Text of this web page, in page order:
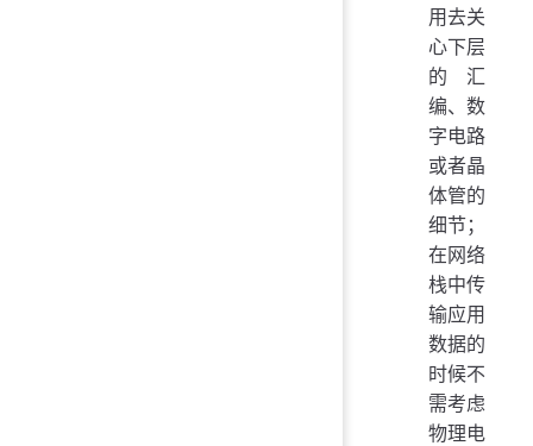
用去关
心下层
的汇
编、数
字电路
或者晶
体管的
细节；
在网络
栈中传
输应用
数据的
时候不
需考虑
物理电